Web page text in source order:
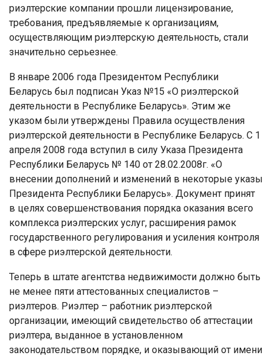
риэлтерские компании прошли лицензирование,
требования, предъявляемые к организациям,
осуществляющим риэлтерскую деятельность, стали
значительно серьезнее.
В январе 2006 года Президентом Республики
Беларусь был подписан Указ №15 «О риэлтерской
деятельности в Республике Беларусь». Этим же
указом были утверждены Правила осуществления
риэлтерской деятельности в Республике Беларусь. С 1
апреля 2008 года вступил в силу Указа Президента
Республики Беларусь № 140 от 28.02.2008г. «О
внесении дополнений и изменений в некоторые указы
Президента Республики Беларусь». Документ принят
в целях совершенствования порядка оказания всего
комплекса риэлтерских услуг, расширения рамок
государственного регулирования и усиления контроля
в сфере риэлтерской деятельности.
Теперь в штате агентства недвижимости должно быть
не менее пяти аттестованных специалистов –
риэлтеров. Риэлтер – работник риэлтерской
организации, имеющий свидетельство об аттестации
риэлтера, выданное в установленном
законодательством порядке, и оказывающий от имени